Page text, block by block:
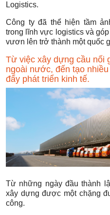
Logistics.
Công ty đã thể hiện tầm
trong lĩnh vực logistics và
vươn lên trở thành một quốc
Từ việc xây dựng cầu nối
ngoài nước, đến tạo
đẩy phát triển kinh tế.
Từ những ngày đầu thành
xây dựng được một chặng
công.